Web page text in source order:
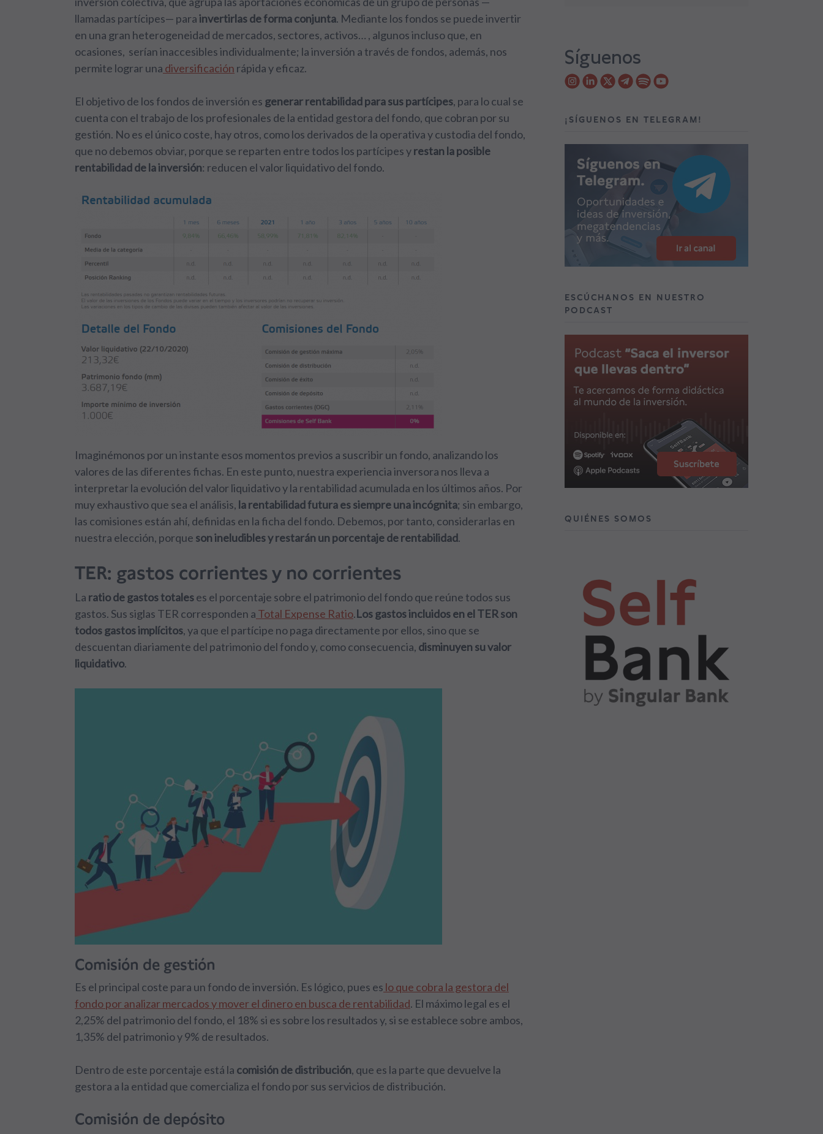
llamadas partícipes— parainvertirlas de forma conjunta. Mediante los fondos se puede invertir
en una gran heterogeneidad de mercados, sectores, activos… , algunos incluso que, en
ocasiones, serían inaccesibles individualmente; la inversión a través de fondos, además, nos
permite lograr una diversificación rápida y eficaz.
El objetivo de los fondos de inversión es generar rentabilidad para sus partícipes, para lo cual se
cuenta con el trabajo de los profesionales de la entidad gestora del fondo, que cobran por su
gestión. No es el único coste, hay otros, como los derivados de la operativa y custodia del fondo,
que no debemos obviar, porque se reparten entre todos los partícipes yrestan la posible
rentabilidad de la inversión: reducen el valor liquidativo del fondo.
Imaginémonos por un instante esos momentos previos a suscribir un fondo, analizando los
valores de las diferentes fichas. En este punto, nuestra experiencia inversora nos lleva a
interpretar la evolución del valor liquidativo y la rentabilidad acumulada en los últimos años. Por
muy exhaustivo que sea el análisis, la rentabilidad futura es siempre una incógnita; sin embargo,
las comisiones están ahí, definidas en la ficha del fondo. Debemos, por tanto, considerarlas en
nuestra elección, porque son ineludibles y restarán un porcentaje de rentabilidad.
TER: gastos corrientes y no corrientes
La ratio de gastos totaleses el porcentaje sobre el patrimonio del fondo que reúne todos sus
gastos. Sus siglas TER corresponden a Total Expense Ratio.Los gastos incluidos en el TER son
todos gastos implícitos, ya que el partícipe no paga directamente por ellos, sino que se
descuentan diariamente del patrimonio del fondo y, como consecuencia, disminuyen su valor
liquidativo.
Comisión de gestión
Es el principal coste para un fondo de inversión. Es lógico, pues es lo que cobra la gestora del
fondo por analizar mercados y mover el dinero en busca de rentabilidad. El máximo legal es el
2,25% del patrimonio del fondo, el 18% si es sobre los resultados y, si se establece sobre ambos,
1,35% del patrimonio y 9% de resultados.
Dentro de este porcentaje está la comisión de distribución, que es la parte que devuelve la
gestora a la entidad que comercializa el fondo por sus servicios de distribución.
Comisión de depósito
Síguenos
¡SÍGUENOS EN TELEGRAM!
ESCÚCHANOS EN NUESTRO
PODCAST
QUIÉNES SOMOS